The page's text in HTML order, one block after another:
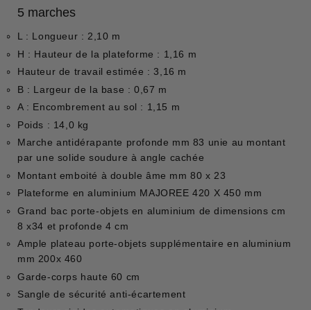
5 marches
L : Longueur : 2,10 m
H : Hauteur de la plateforme : 1,16 m
Hauteur de travail estimée : 3,16 m
B : Largeur de la base : 0,67 m
A : Encombrement au sol : 1,15 m
Poids : 14,0 kg
Marche antidérapante profonde mm 83 unie au montant
par une solide soudure à angle cachée
Montant emboité à double âme mm 80 x 23
Plateforme en aluminium MAJOREE 420 X 450 mm
Grand bac porte-objets en aluminium de dimensions cm
8 x34 et profonde 4 cm
Ample plateau porte-objets supplémentaire en aluminium
mm 200x 460
Garde-corps haute 60 cm
Sangle de sécurité anti-écartement